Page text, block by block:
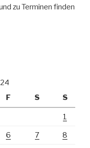
zu Terminen finden
F S S
1
6 7 8